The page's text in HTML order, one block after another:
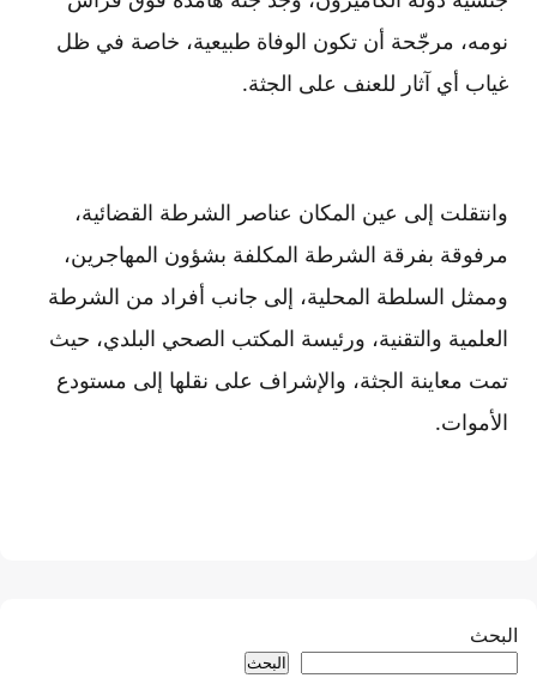
نومه، مرجّحة أن تكون الوفاة طبيعية، خاصة في ظل
غياب أي آثار للعنف على الجثة.
وانتقلت إلى عين المكان عناصر الشرطة القضائية،
مرفوقة بفرقة الشرطة المكلفة بشؤون المهاجرين،
وممثل السلطة المحلية، إلى جانب أفراد من الشرطة
العلمية والتقنية، ورئيسة المكتب الصحي البلدي، حيث
تمت معاينة الجثة، والإشراف على نقلها إلى مستودع
الأموات.
البحث
البحث